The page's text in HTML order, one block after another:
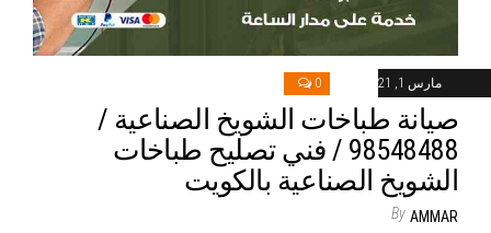
مارس 1, 2021 0
صيانة طباخات الشويخ الصناعية /
98548488 / فني تصليح طباخات
الشويخ الصناعية بالكويت
By AMMAR